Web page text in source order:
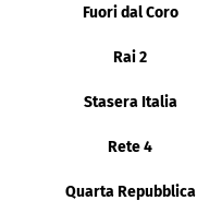
Fuori dal Coro
Rai 2
Stasera Italia
Rete 4
Quarta Repubblica